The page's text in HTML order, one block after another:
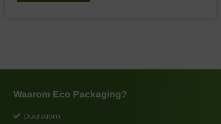
Waarom Eco Packaging?
Duurzaam